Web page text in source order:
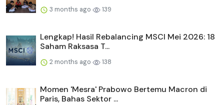
3 months ago 139
Lengkap! Hasil Rebalancing MSCI Mei 2026: 18
Saham Raksasa T...
2 months ago 138
Momen 'Mesra' Prabowo Bertemu Macron di
Paris, Bahas Sektor ...